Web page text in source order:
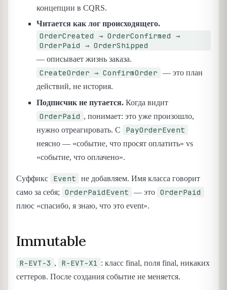
концепции в CQRS.
Читается как лог происходящего.
OrderCreated → OrderConfirmed →
OrderPaid → OrderShipped
— описывает жизнь заказа.
CreateOrder → ConfirmOrder
— это план
действий, не история.
Подписчик не путается. Когда видит
OrderPaid , понимает: это уже произошло,
нужно отреагировать. С
PayOrderEvent
неясно — «событие, что просят оплатить» vs
«событие, что оплачено».
Суффикс Event
не добавляем. Имя класса говорит
само за себя;
OrderPaidEvent — это OrderPaid
плюс «спасибо, я знаю, что это event».
Immutable
R-EVT-3 , R-EVT-X1 : класс final, поля final, никаких
сеттеров. После создания событие не меняется.